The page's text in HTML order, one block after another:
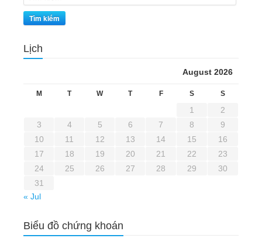
Tìm kiếm
Lịch
August 2026
M T W T F S S
1
2
3
4 5 6 7 8
9
10
11 12 13 14 15
16
17
18 19 20 21 22
23
24
25 26 27 28 29
30
31
« Jul
Biểu đồ chứng khoán